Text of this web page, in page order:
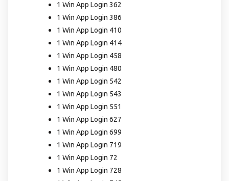
1 Win App Login 362
1 Win App Login 386
1 Win App Login 410
1 Win App Login 414
1 Win App Login 458
1 Win App Login 480
1 Win App Login 542
1 Win App Login 543
1 Win App Login 551
1 Win App Login 627
1 Win App Login 699
1 Win App Login 719
1 Win App Login 72
1 Win App Login 728